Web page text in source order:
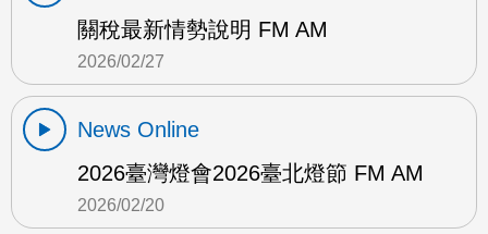
關稅最新情勢說明 FM AM
2026/02/27
News Online
2026臺灣燈會2026臺北燈節 FM AM
2026/02/20